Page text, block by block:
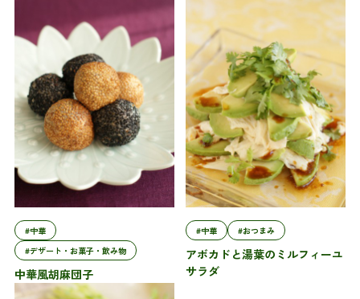
#中華
#デザート・お菓子・飲み物
中華風胡麻団子
#中華 #おつまみ
アボカドと湯葉のミルフィーユ
サラダ